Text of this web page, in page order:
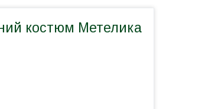
костюм Метелика